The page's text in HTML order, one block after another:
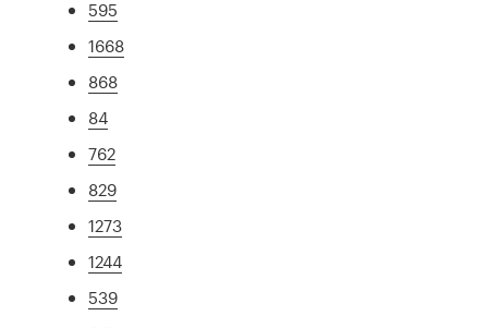
595
1668
868
84
762
829
1273
1244
539